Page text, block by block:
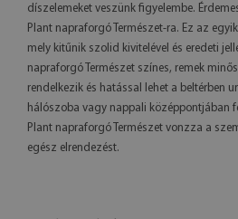
díszelemeket veszünk figyelembe.
Plant napraforgó Természet-ra. Ez az
mely kitűnik szolid kivitelével és eredeti
napraforgó Természet színes, remek
rendelkezik és hatással lehet a beltérben
hálószoba vagy nappali középpontjában
Plant napraforgó Természet vonzza a
egész elrendezést.